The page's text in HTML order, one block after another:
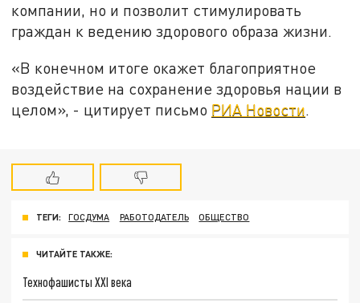
компании, но и позволит стимулировать
граждан к ведению здорового образа жизни.
«В конечном итоге окажет благоприятное
воздействие на сохранение здоровья нации в
целом», - цитирует письмо РИА Новости.
ТЕГИ: ГОСДУМА РАБОТОДАТЕЛЬ ОБЩЕСТВО
ЧИТАЙТЕ ТАКЖЕ:
Технофашисты XXI века